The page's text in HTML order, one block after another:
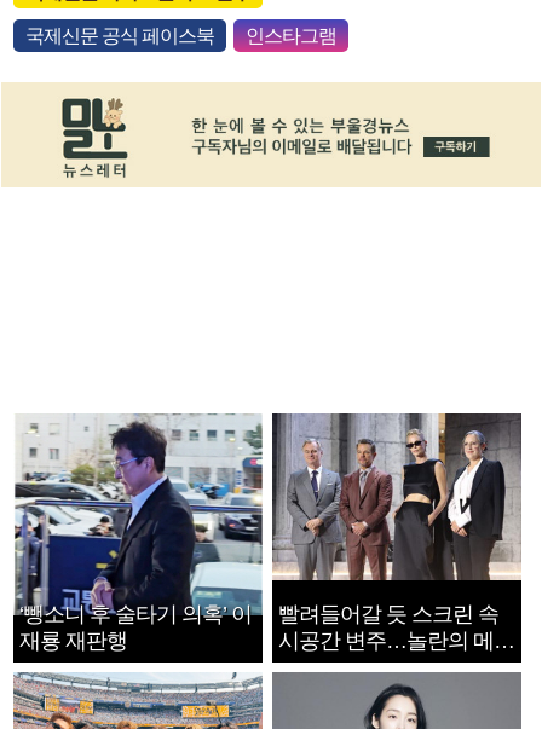
국제신문 공식 페이스북 인스타그램
‘뺑소니 후 술타기 의혹’ 이
재룡 재판행
빨려들어갈 듯 스크린 속
시공간 변주…놀란의 메시
지는 ‘전쟁 속죄’